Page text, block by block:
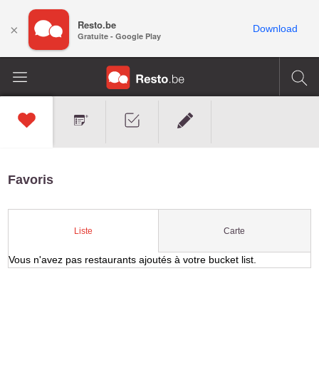
Favoris
Liste Carte
Vous n'avez pas restaurants ajoutés à votre bucket list.
× Resto.be
Gratuite - Google Play
Download